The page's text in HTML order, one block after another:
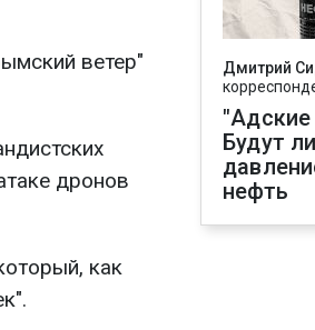
ветер"
дронов
как
Дмитрий
"Адские
Будут
нефть